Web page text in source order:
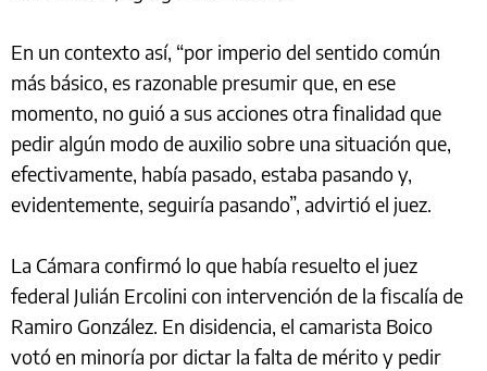
En un contexto así, “por imperio del sentido común
más básico, es razonable presumir que, en ese
momento, no guió a sus acciones otra finalidad que
pedir algún modo de auxilio sobre una situación que,
efectivamente, había pasado, estaba pasando y,
evidentemente, seguiría pasando”, advirtió el juez.
La Cámara confirmó lo que había resuelto el juez
federal Julián Ercolini con intervención de la fiscalía de
Ramiro González. En disidencia, el camarista Boico
votó en minoría por dictar la falta de mérito y pedir